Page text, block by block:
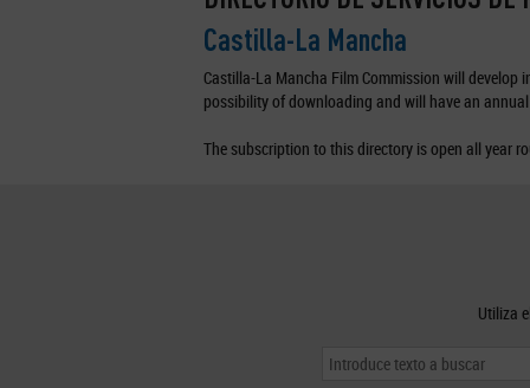
Castilla-La Mancha
Castilla-La Mancha Film Commission will
possibility of downloading and will have an
The subscription to this directory is open all year
Utiliza